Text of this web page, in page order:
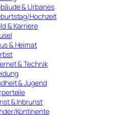
& Urbanes
Hochzeit
& Karriere
& Heimat
& Technik
& Jugend
& Inbrunst
Kontinente